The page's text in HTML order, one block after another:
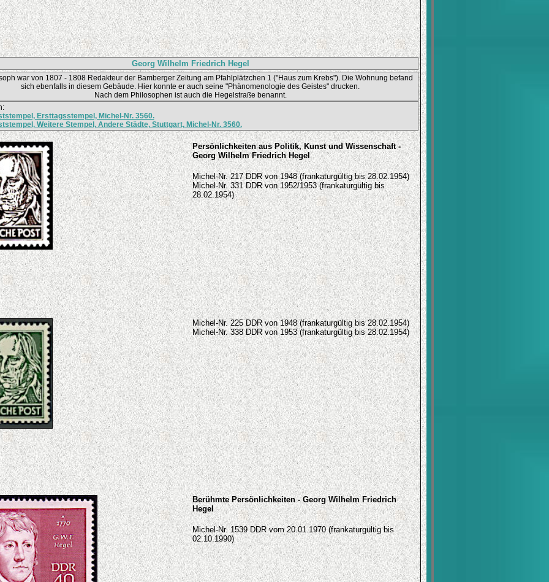
Georg Wilhelm Friedrich Hegel
war von 1807 - 1808 Redakteur der Bamberger Zeitung am Pfahlplätzchen 1 ("Haus zum Krebs"). Die Wohnung befand
sich ebenfalls in diesem Gebäude. Hier konnte er auch seine "Phänomenologie des Geistes" drucken.
Nach dem Philosophen ist auch die Hegelstraße benannt.
Ersttagsstempel, Michel-Nr. 3560.
Weitere Stempel, Andere Städte, Stuttgart, Michel-Nr. 3560.
Persönlichkeiten aus Politik, Kunst und Wissenschaft -
Georg Wilhelm Friedrich Hegel
Michel-Nr. 217 DDR von 1948 (frankaturgültig bis 28.02.1954)
Michel-Nr. 331 DDR von 1952/1953 (frankaturgültig bis
28.02.1954)
Michel-Nr. 225 DDR von 1948 (frankaturgültig bis 28.02.1954)
Michel-Nr. 338 DDR von 1953 (frankaturgültig bis 28.02.1954)
Berühmte Persönlichkeiten - Georg Wilhelm Friedrich
Hegel
Michel-Nr. 1539 DDR vom 20.01.1970 (frankaturgültig bis
02.10.1990)